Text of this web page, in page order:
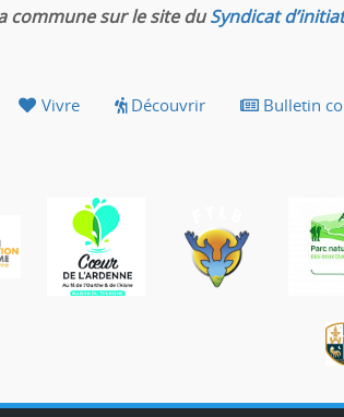
commune sur le site duSyndicat
Vivre Découvrir Bulletin